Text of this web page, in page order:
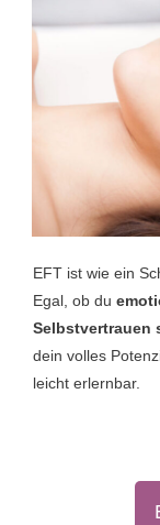
EFT ist wie ein
Egal, ob du
Selbstvertrauen
dein volles
leicht erlernbar.